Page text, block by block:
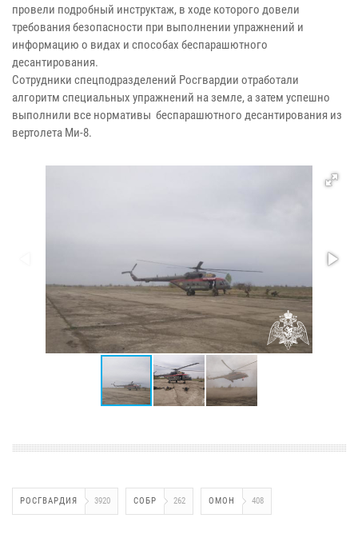
провели подробный инструктаж, в ходе которого довели
требования безопасности при выполнении упражнений и
информацию о видах и способах беспарашютного
десантирования.
Сотрудники спецподразделений Росгвардии отработали
алгоритм специальных упражнений на земле, а затем успешно
выполнили все нормативы беспарашютного десантирования из
вертолета Ми-8.
РОСГВАРДИЯ 3920 СОБР 262 ОМОН 408